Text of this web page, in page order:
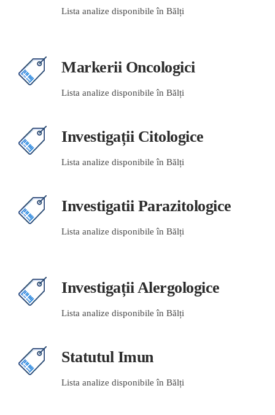
Lista analize disponibile în Bălți
Markerii Oncologici
Lista analize disponibile în Bălți
Investigații Citologice
Lista analize disponibile în Bălți
Investigatii Parazitologice
Lista analize disponibile în Bălți
Investigații Alergologice
Lista analize disponibile în Bălți
Statutul Imun
Lista analize disponibile în Bălți